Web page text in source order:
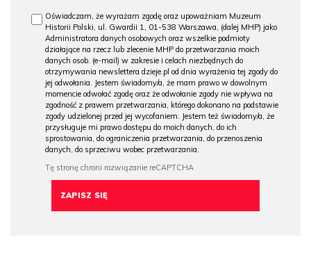
Oświadczam, że wyrażam zgodę oraz upoważniam Muzeum
Historii Polski, ul. Gwardii 1, 01-538 Warszawa, (dalej MHP) jako
Administratora danych osobowych oraz wszelkie podmioty
działające na rzecz lub zlecenie MHP do przetwarzania moich
danych osob. (e-mail) w zakresie i celach niezbędnych do
otrzymywania newslettera dzieje.pl od dnia wyrażenia tej zgody do
jej odwołania. Jestem świadomy/a, że mam prawo w dowolnym
momencie odwołać zgodę oraz że odwołanie zgody nie wpływa na
zgodność z prawem przetwarzania, którego dokonano na podstawie
zgody udzielonej przed jej wycofaniem. Jestem też świadomy/a, że
przysługuje mi prawo dostępu do moich danych, do ich
sprostowania, do ograniczenia przetwarzania, do przenoszenia
danych, do sprzeciwu wobec przetwarzania.